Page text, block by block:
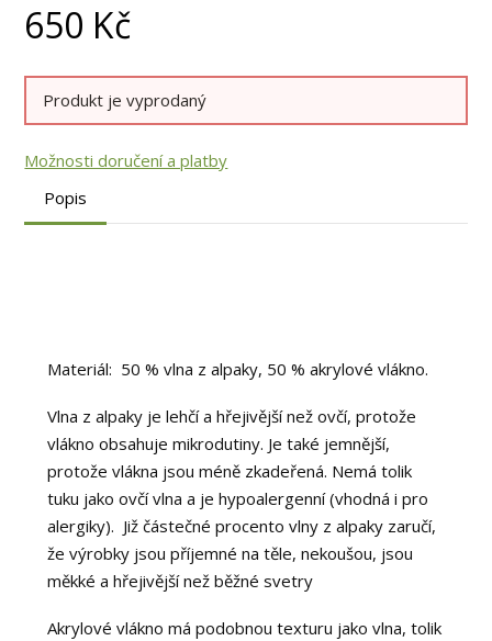
650 Kč
Produkt je vyprodaný
Možnosti doručení a platby
Popis
Materiál: 50 % vlna z alpaky, 50 % akrylové vlákno.
Vlna z alpaky je lehčí a hřejivější než ovčí, protože
vlákno obsahuje mikrodutiny. Je také jemnější,
protože vlákna jsou méně zkadeřená. Nemá tolik
tuku jako ovčí vlna a je hypoalergenní (vhodná i pro
alergiky). Již částečné procento vlny z alpaky zaručí,
že výrobky jsou příjemné na těle, nekoušou, jsou
měkké a hřejivější než běžné svetry
Akrylové vlákno má podobnou texturu jako vlna, tolik